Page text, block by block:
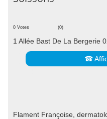
0 Votes (0)
1 Allée Bast De La Bergerie
☎
Flament Françoise,